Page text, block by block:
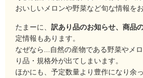
おいしいメロンや野菜など旬な情報を
たまーに、 訳あり品のお知らせ、商品
定情報もあります。
なぜなら...自然の産物である野菜やメ
り品・規格外が出てしまいます。
ほかにも、予定数量より豊作になり余